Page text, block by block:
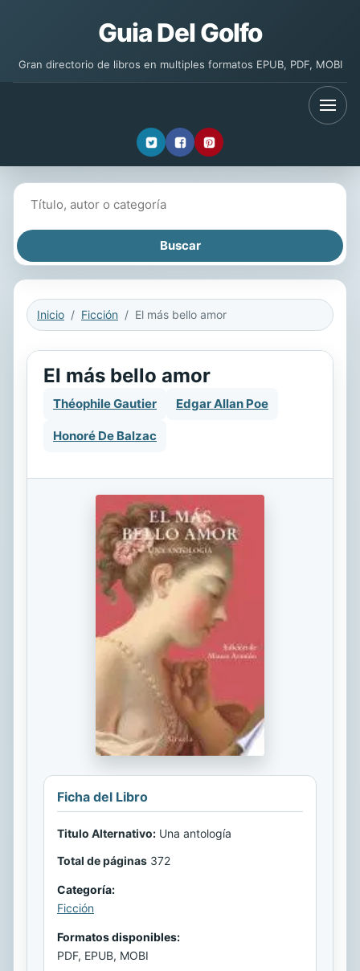
Guia Del Golfo
Gran directorio de libros en multiples formatos EPUB, PDF, MOBI
Inicio Ficción El más bello amor
El más bello amor
Théophile Gautier Edgar Allan Poe
Honoré De Balzac
Ficha del Libro
Titulo Alternativo: Una antología
Total de páginas 372
Categoría:
Ficción
Formatos disponibles:
PDF, EPUB, MOBI